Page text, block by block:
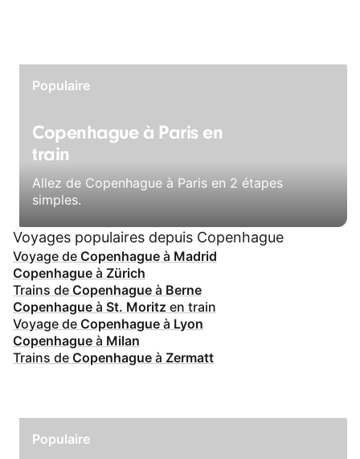
Populaire
Copenhague à Paris en
train
Allez de Copenhague à Paris en 2 étapes
simples.
Voyages populaires depuis Copenhague
Voyage de Copenhague à Madrid
Copenhague à Zürich
Trains de Copenhague à Berne
Copenhague à St. Moritz en train
Voyage de Copenhague à Lyon
Copenhague à Milan
Trains de Copenhague à Zermatt
Populaire